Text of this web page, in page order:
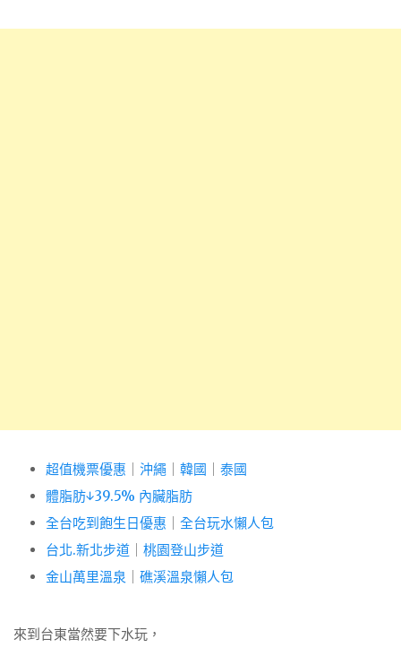
超值機票優惠 沖繩 韓國
泰國
體脂肪↓39.5% 內臟脂肪
全台吃到飽生日優惠
全台玩水懶人包
台北.新北步道
桃園登山步道
金山萬里溫泉
礁溪溫泉懶人包
來到台東當然要下水玩，